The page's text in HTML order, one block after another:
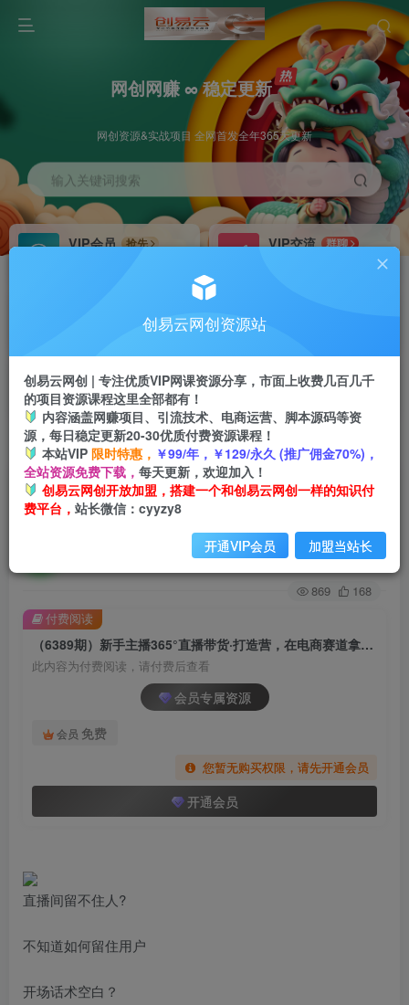
网创网赚 ∞ 稳定更新
网创资源&实战项目 全网首发全年365天更新
输入关键词搜索
VIP会员
抢先
VIP交流
群聊
研究探讨更多创业项目路子。
会员专属推广链接
挂机 项目
脚本卡密
APP下载
GO
首页 创业课程 会员专属 正文
（6389期）新手主播365°直播带货·打造营，在电
商赛道拿捏用户人性取胜（14节课）
关注
869 168
（6389期）新手主播365°直播带货·打造营，在电商赛道拿捏用户人性取胜（14节课）
此内容为付费阅读，请付费后查看
会员专属资源
会员 免费
您暂无购买权限，请先开通会员
开通会员
付费阅读
直播间留不住人?
不知道如何留住用户
开场话术空白？
创易云网创资源站
创易云网创 | 专注优质VIP网课资源分享，市面上收费几百几千
的项目资源课程这里全部都有！
内容涵盖网赚项目、引流技术、电商运营、脚本源码等资
源，每日稳定更新20-30优质付费资源课程！
本站VIP 限时特惠， ￥99/年，￥129/永久 (推广佣金70%)，
全站资源免费下载， 每天更新，欢迎加入！
创易云网创开放加盟，搭建一个和创易云网创一样的知识付
费平台， 站长微信：cyyzy8
开通VIP会员 加盟当站长